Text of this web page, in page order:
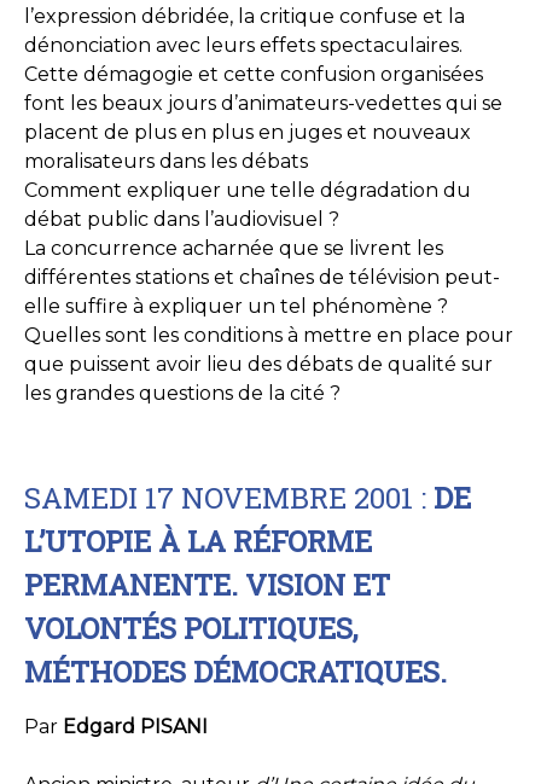
l’expression débridée, la critique confuse et la
dénonciation avec leurs effets spectaculaires.
Cette démagogie et cette confusion organisées
font les beaux jours d’animateurs-vedettes qui se
placent de plus en plus en juges et nouveaux
moralisateurs dans les débats
Comment expliquer une telle dégradation du
débat public dans l’audiovisuel ?
La concurrence acharnée que se livrent les
différentes stations et chaînes de télévision peut-
elle suffire à expliquer un tel phénomène ?
Quelles sont les conditions à mettre en place pour
que puissent avoir lieu des débats de qualité sur
les grandes questions de la cité ?
SAMEDI 17 NOVEMBRE 2001 : DE
L’UTOPIE À LA RÉFORME
PERMANENTE. VISION ET
VOLONTÉS POLITIQUES,
MÉTHODES DÉMOCRATIQUES.
Par Edgard PISANI